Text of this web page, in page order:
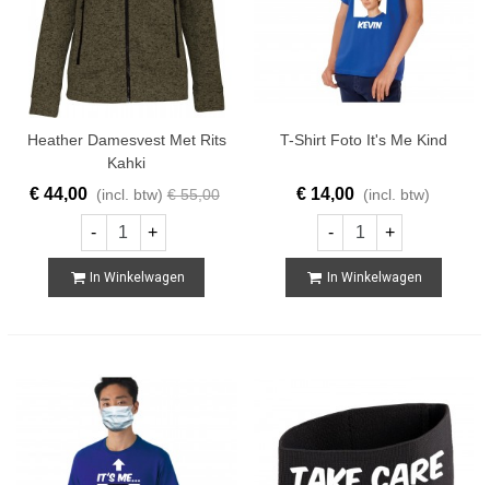
Heather Damesvest Met Rits
Kahki
€ 44,00 (incl. btw) € 55,00
- +
In Winkelwagen
T-Shirt Foto It's Me Kind
€ 14,00 (incl. btw)
- +
In Winkelwagen